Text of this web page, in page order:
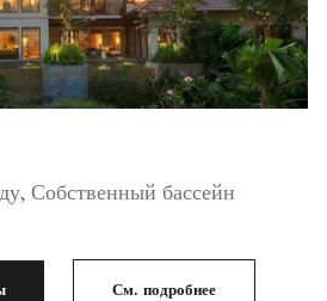
Собственный бассейн
См. подробнее